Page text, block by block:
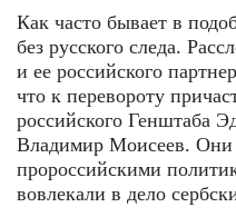
Как часто бывает в
без русского следа.
и ее российского
что к перевороту
российского Генштаба
Владимир Моисеев. Они
пророссийскими
вовлекали в дело